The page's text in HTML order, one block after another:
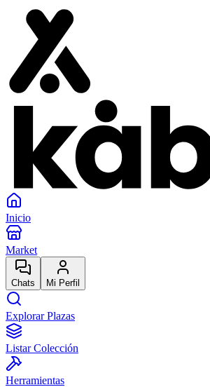
Inicio
Market
Chats Mi Perfil
Explorar Plazas
Listar Colección
Herramientas